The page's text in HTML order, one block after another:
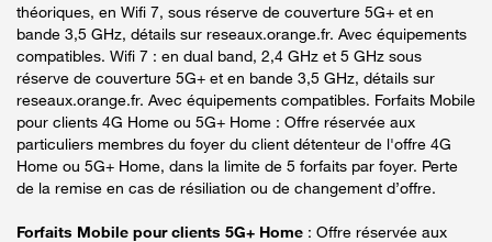
théoriques, en Wifi 7, sous réserve de couverture 5G+ et en
bande 3,5 GHz, détails sur reseaux.orange.fr. Avec équipements
compatibles. Wifi 7 : en dual band, 2,4 GHz et 5 GHz sous
réserve de couverture 5G+ et en bande 3,5 GHz, détails sur
reseaux.orange.fr. Avec équipements compatibles. Forfaits Mobile
pour clients 4G Home ou 5G+ Home : Offre réservée aux
particuliers membres du foyer du client détenteur de l'offre 4G
Home ou 5G+ Home, dans la limite de 5 forfaits par foyer. Perte
de la remise en cas de résiliation ou de changement d’offre.
Forfaits Mobile pour clients 5G+ Home : Offre réservée aux